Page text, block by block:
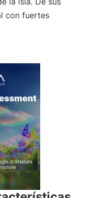
con fuertes